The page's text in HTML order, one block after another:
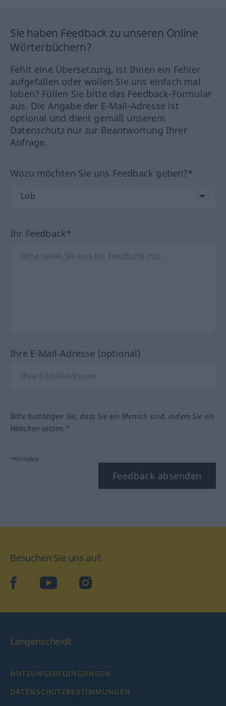
Sie haben Feedback zu unseren Online
Wörterbüchern?
Fehlt eine Übersetzung, ist Ihnen ein Fehler
aufgefallen oder wollen Sie uns einfach mal
loben? Füllen Sie bitte das Feedback-Formular
aus. Die Angabe der E-Mail-Adresse ist
optional und dient gemäß unserem
Datenschutz nur zur Beantwortung Ihrer
Anfrage.
Wozu möchten Sie uns Feedback geben?*
Ihr Feedback*
Ihre E-Mail-Adresse (optional)
Bitte bestätigen Sie, dass Sie ein Mensch sind, indem Sie ein
Häkchen setzen.*
*Pflichtfeld
Feedback absenden
Besuchen Sie uns auf:
facebookYouTube Instagram
Langenscheidt
NUTZUNGSBEDINGUNGEN
DATENSCHUTZBESTIMMUNGEN